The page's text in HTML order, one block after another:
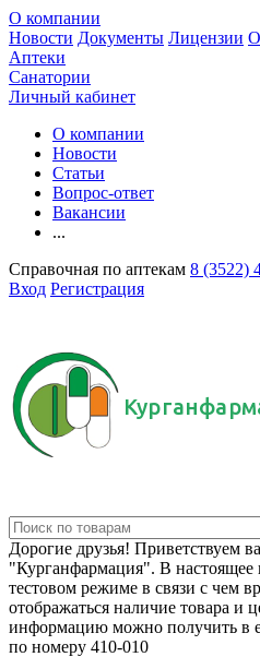
О компании
Новости Документы Лицензии
Аптеки
Санатории
Личный кабинет
О компании
Новости
Статьи
Вопрос-ответ
Вакансии
...
Справочная по аптекам 8 (3522)
Вход Регистрация
Дорогие друзья! Приветствуем
"Курганфармация". В настоящее
тестовом режиме в связи с чем
отображаться наличие товара
информацию можно получить в
по номеру 410-010